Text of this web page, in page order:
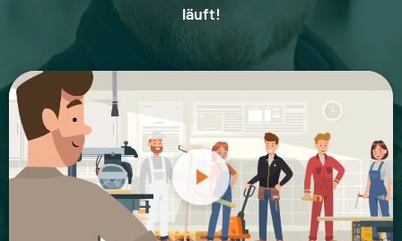
läuft!